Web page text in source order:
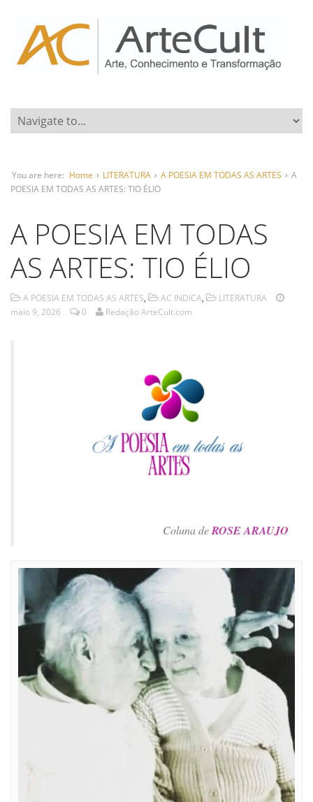
You are here: Home › LITERATURA › A POESIA EM TODAS AS ARTES › A
POESIA EM TODAS AS ARTES: TIO ÉLIO
A POESIA EM TODAS
AS ARTES: TIO ÉLIO
A POESIA EM TODAS AS ARTES, AC INDICA,
LITERATURA
maio 9, 2026
0 Redação ArteCult.com
Coluna deROSEARAUJO